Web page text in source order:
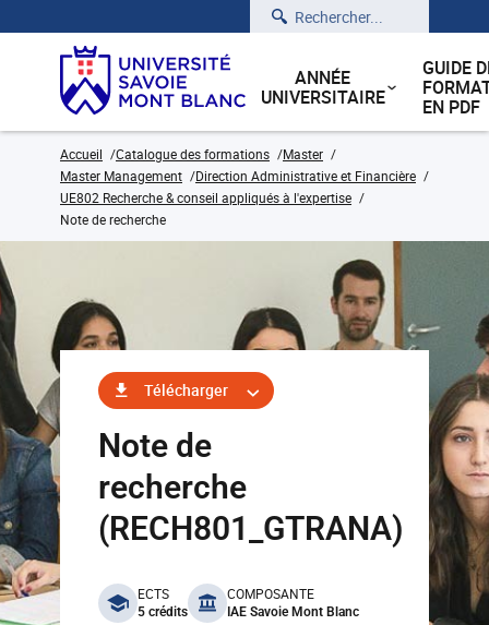
Rechercher
ANNÉE
UNIVERSITAIRE
GUIDE
EN PDF
Accueil Catalogue des formations
Master
Master Management
Direction Administrative et Financière
UE802 Recherche & conseil appliqués à l'expertise
Note de recherche
Télécharger
Note de
recherche
(RECH801_GTRANA)
benefits
ECTS
5 crédits
COMPOSANTE
IAE Savoie Mont Blanc